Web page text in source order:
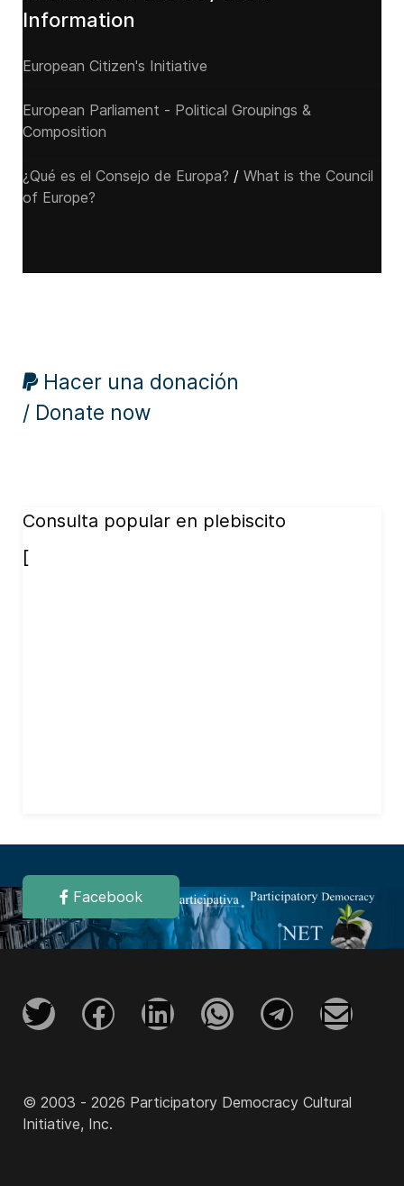
Information
European Citizen's Initiative
European Parliament - Political Groupings &
Composition
¿Qué es el Consejo de Europa? / What is the Council
of Europe?
Hacer una donación
/ Donate now
Consulta popular en plebiscito
[
Facebook
© 2003 - 2026 Participatory Democracy Cultural
Initiative, Inc.